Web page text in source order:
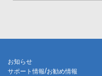
お知らせ
サポート情報/お勧め情報